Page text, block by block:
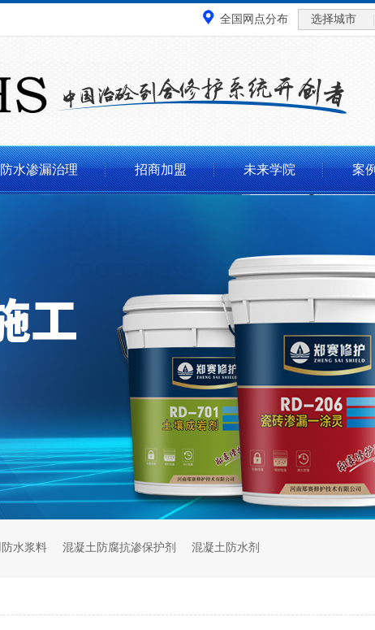
全国网点分布 选择城市
防水渗漏治理 招商加盟 未来学院 案
水浆料 混凝土防腐抗渗保护剂 混凝土防水剂